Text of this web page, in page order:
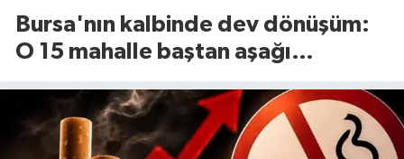
Bursa'nın kalbinde dev dönüşüm:
O 15 mahalle baştan aşağı